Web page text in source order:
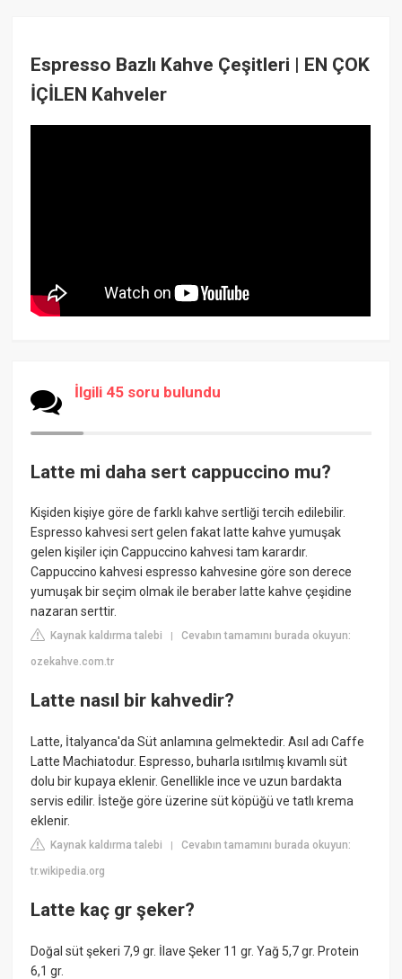
Espresso Bazlı Kahve Çeşitleri | EN ÇOK
İÇİLEN Kahveler
İlgili 45 soru bulundu
Latte mi daha sert cappuccino mu?
Kişiden kişiye göre de farklı kahve sertliği tercih edilebilir.
Espresso kahvesi sert gelen fakat latte kahve yumuşak
gelen kişiler için Cappuccino kahvesi tam karardır.
Cappuccino kahvesi espresso kahvesine göre son derece
yumuşak bir seçim olmak ile beraber latte kahve çeşidine
nazaran serttir.
Kaynak kaldırma talebi |Cevabın tamamını burada okuyun:
ozekahve.com.tr
Latte nasıl bir kahvedir?
Latte, İtalyanca'da Süt anlamına gelmektedir. Asıl adı Caffe
Latte Machiatodur. Espresso, buharla ısıtılmış kıvamlı süt
dolu bir kupaya eklenir. Genellikle ince ve uzun bardakta
servis edilir. İsteğe göre üzerine süt köpüğü ve tatlı krema
eklenir.
Kaynak kaldırma talebi |Cevabın tamamını burada okuyun:
tr.wikipedia.org
Latte kaç gr şeker?
Doğal süt şekeri 7,9 gr. İlave Şeker 11 gr. Yağ 5,7 gr. Protein
6,1 gr.